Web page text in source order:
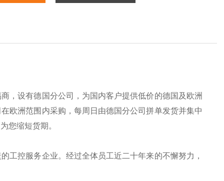
，设有德国分公司，为国内客户提供低价的德国及欧洲
欧洲范围内采购，每周日由德国分公司拼单发货并集中
您缩短货期。
工控服务企业。经过全体员工近二十年来的不懈努力，